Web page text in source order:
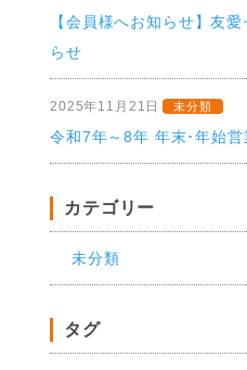
【会員様へお知らせ】友
らせ
2025年11月21日 未分類
令和7年～8年 年末･年始
カテゴリー
未分類
タグ